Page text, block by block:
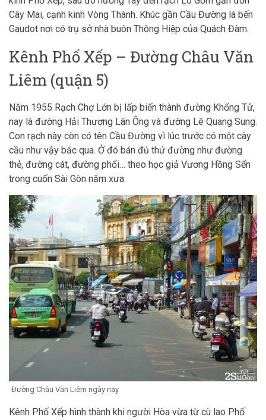
Cây Mai, cạnh kinh Vòng Thành. Khúc gần Cầu Đường là bến
Gaudot nơi có trụ sở nhà buôn Thông Hiệp của Quách Đàm.
Kênh Phố Xếp – Đường Châu Văn
Liêm (quận 5)
Năm 1955 Rạch Chợ Lớn bị lấp biến thành đường Khổng Tử,
nay là đường Hải Thượng Lãn Ông và đường Lê Quang Sung.
Con rạch này còn có tên Cầu Đường vì lúc trước có một cây
cầu như vậy bắc qua. Ở đó bán đủ thứ đường như đường
thẻ, đường cát, đường phổi… theo học giả Vương Hồng Sển
trong cuốn Sài Gòn năm xưa.
Đường Châu Văn Liêm ngày nay
Kênh Phố Xếp hình thành khi người Hòa vừa từ cù lao Phố